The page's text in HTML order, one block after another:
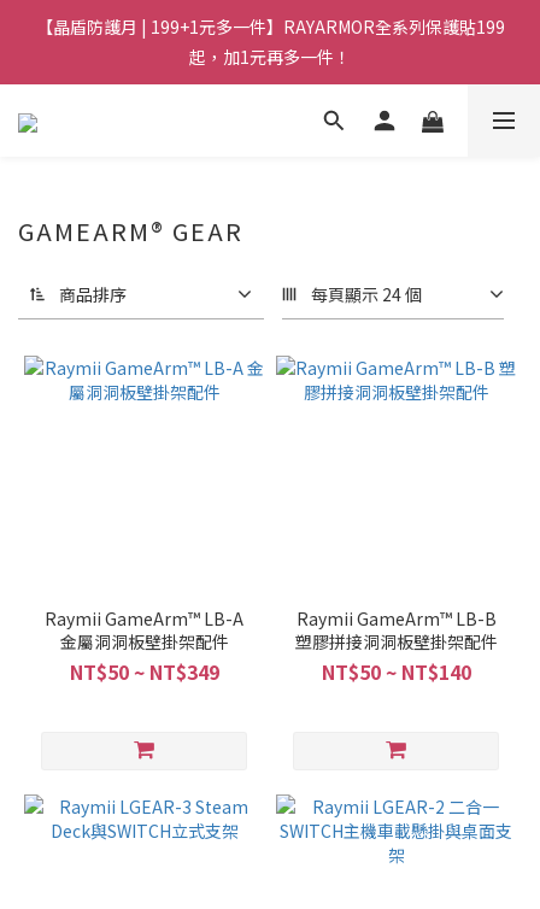
【晶盾防護月 | 199+1元多一件】RAYARMOR全系列保護貼199
起，加1元再多一件！
GAMEARM® GEAR
商品排序 每頁顯示 24 個
Raymii GameArm™ LB-A
金屬洞洞板壁掛架配件
NT$50 ~ NT$349
Raymii GameArm™ LB-B
塑膠拼接洞洞板壁掛架配件
NT$50 ~ NT$140